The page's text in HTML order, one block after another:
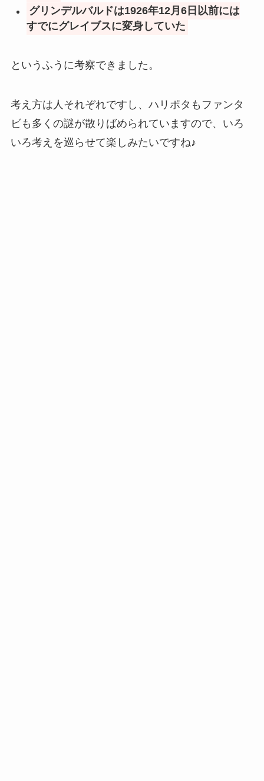
グリンデルバルドは1926年12月6日以前には
すでにグレイブスに変身していた
というふうに考察できました。
考え方は人それぞれですし、ハリポタもファンタ
ビも多くの謎が散りばめられていますので、いろ
いろ考えを巡らせて楽しみたいですね♪